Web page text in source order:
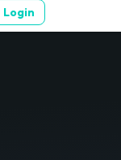
Login